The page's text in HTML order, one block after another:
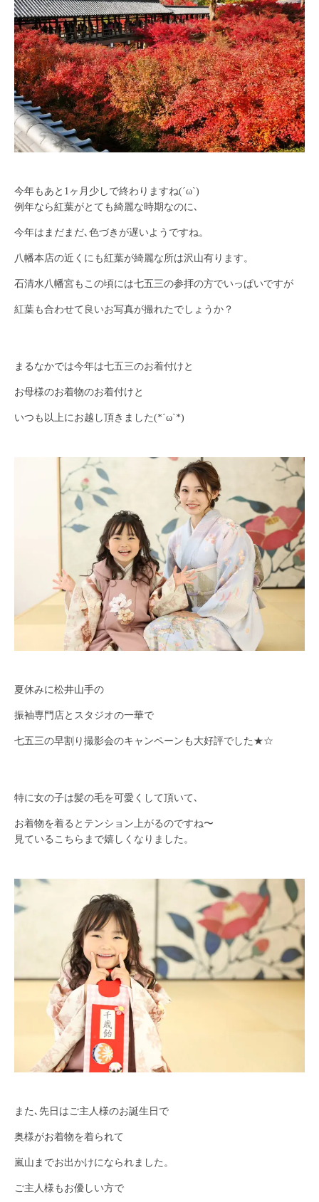
今年もあと1ヶ月少しで終わりますね(´ω`)
例年なら紅葉がとても綺麗な時期なのに､
今年はまだまだ､色づきが遅いようですね。
八幡本店の近くにも紅葉が綺麗な所は沢山有ります。
石清水八幡宮もこの頃には七五三の参拝の方でいっぱいですが
紅葉も合わせて良いお写真が撮れたでしょうか？
まるなかでは今年は七五三のお着付けと
お母様のお着物のお着付けと
いつも以上にお越し頂きました(*´ω`*)
夏休みに松井山手の
振袖専門店とスタジオの一華で
七五三の早割り撮影会のキャンペーンも大好評でした★☆
特に女の子は髪の毛を可愛くして頂いて､
お着物を着るとテンション上がるのですね〜
見ているこちらまで嬉しくなりました。
また､先日はご主人様のお誕生日で
奥様がお着物を着られて
嵐山までお出かけになられました。
ご主人様もお優しい方で